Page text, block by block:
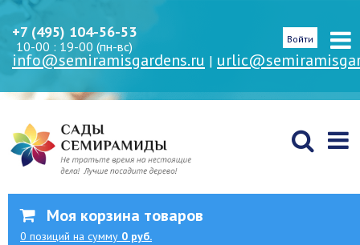
+7 (495) 104-56-53
10-00 : 19-00 (пн-вс)
info@semiramisgardens.ru |
Войти
Моя корзина товаров
0 позиций на сумму 0 руб.